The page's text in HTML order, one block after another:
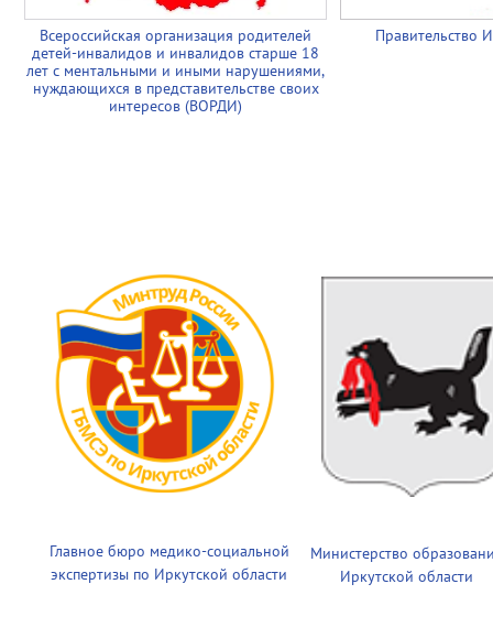
Всероссийская организация родителей
детей-инвалидов и инвалидов старше 18
лет с ментальными и иными нарушениями,
нуждающихся в представительстве своих
интересов (ВОРДИ)
Правительство
Главное бюро медико-социальной
экспертизы по Иркутской области
Министерство
Иркутской области